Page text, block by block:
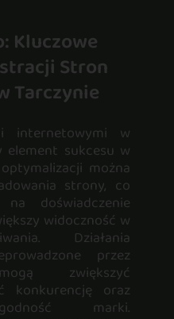
Kluczowe
Stron
Tarczynie
internetowymi w
element sukcesu w
można
strony, co
doświadczenie
widoczność w
Działania
przez
zwiększyć
konkurencję oraz
marki.